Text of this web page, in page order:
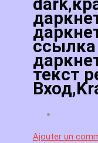
ссылка
текст
Ajouter un